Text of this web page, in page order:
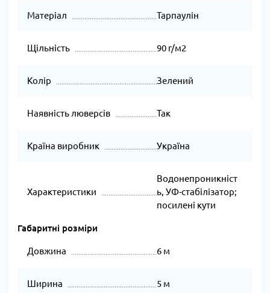
Матеріал Тарпаулін
Щільність 90 г/м2
Колір Зелений
Наявність люверсів Так
Країна виробник Україна
Характеристики
Водонепроникніст
ь, УФ-стабілізатор;
посилені кути
Габаритні розміри
Довжина 6 м
Ширина 5 м